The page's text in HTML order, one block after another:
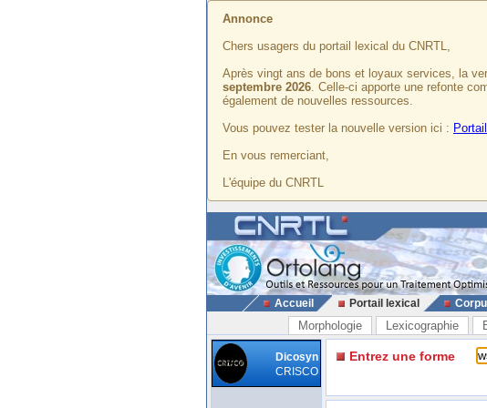
Annonce
Chers usagers du portail lexical du CNRTL,
Après vingt ans de bons et loyaux services, la
septembre 2026. Celle-ci apporte une refonte
également de nouvelles ressources.
Vous pouvez tester la nouvelle version ici :
En vous remerciant,
L'équipe du CNRTL
Accueil Portail lexical
Morphologie Lexicographie
Dicosyn
CRISCO
Entrez une forme